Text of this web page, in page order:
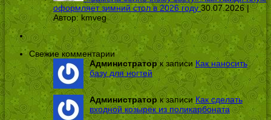
оформляет зимний стол в 2026 году 30.07.2026 |
Автор: kmveg
Свежие комментарии
Администраторк записи Как наносить
базу для ногтей
Администраторк записиКак сделать
входной козырек из поликарбоната